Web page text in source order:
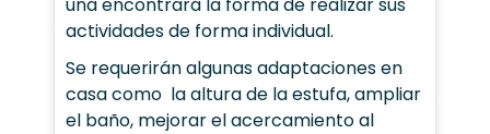
actividades de forma individual.
Se requerirán algunas adaptaciones en
casa como la altura de la estufa, ampliar
el baño, mejorar el acercamiento al